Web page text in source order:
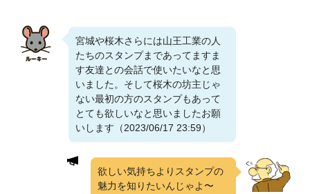
宮城や桜木さらには山王工業の人
たちのスタンプまであってますま
す友達との会話で使いたいなと思
いました。そして桜木の坊主じゃ
ない最初の方のスタンプもあって
とても欲しいなと思いましたお願
いします（2023/06/17 23:59）
欲しい気持ちよりスタンプの
魅力を知りたいんじゃよ〜